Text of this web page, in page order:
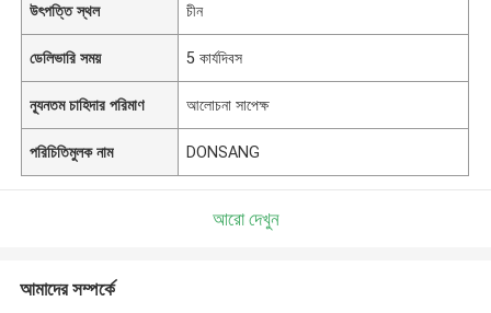
উৎপত্তি স্থল চীন
ডেলিভারি সময় 5 কার্যদিবস
ন্যূনতম চাহিদার পরিমাণ আলোচনা সাপেক্ষ
পরিচিতিমুলক নাম DONSANG
আরো দেখুন
আমাদের সম্পর্কে